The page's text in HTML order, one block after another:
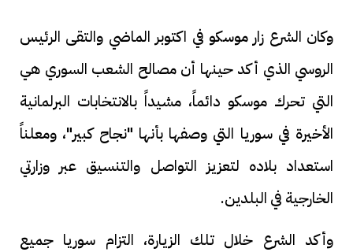
وكان الشرع زار موسكو في اكتوبر الماضي والتقى الرئيس
الروسي الذي أكد حينها أن مصالح الشعب السوري هي
التي تحرك موسكو دائماً، مشيداً بالانتخابات البرلمانية
الأخيرة في سوريا التي وصفها بأنها "نجاح كبير"، ومعلناً
استعداد بلاده لتعزيز التواصل والتنسيق عبر وزارتي
الخارجية في البلدين.
وأكد الشرع خلال تلك الزيارة، التزام سوريا جميع